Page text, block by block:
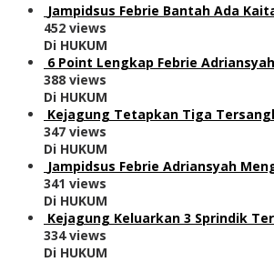
Jampidsus Febrie Bantah Ada
452 views
Di HUKUM
6 Point Lengkap Febrie
388 views
Di HUKUM
Kejagung Tetapkan Tiga
347 views
Di HUKUM
Jampidsus Febrie Adriansyah
341 views
Di HUKUM
Kejagung Keluarkan 3 Sprindik
334 views
Di HUKUM